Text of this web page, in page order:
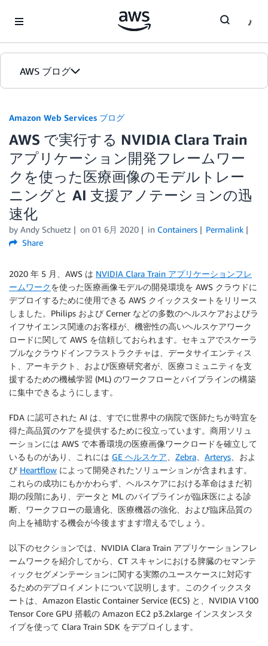
AWS ブログ
カテゴリ
エディション
Amazon Web Services ブログ
AWS で実行する NVIDIA Clara Train
アプリケーション開発フレームワー
クを使った医療画像のモデルトレー
ニングと AI 支援アノテーションの迅
速化
by Andy Schuetz on 01 6月 2020 in Containers
Permalink
Share
2020 年 5 月、AWS は NVIDIA Clara Train アプリケーションフレ
ームワークを使った医療画像モデルの開発環境を AWS クラウドに
デプロイするために使用できる AWS クイックスタートをリリース
しました。Philips および Cerner などの多数のヘルスケアおよびラ
イフサイエンス関連のお客様が、機密性の高いヘルスケアワーク
ロードに関して AWS を信頼しておられます。セキュアでスケーラ
ブルなクラウドインフラストラクチャは、データサイエンティス
ト、アーキテクト、および医療研究者が、医療コミュニティを支
援するための機械学習 (ML) のワークフローとパイプラインの構築
に集中できるようにします。
FDA に認可された AI は、すでに世界中の病院で医師たちが時宜を
得た高品質のケアを提供するために役立っています。商用ソリュ
ーションには AWS で本番環境の医療画像ワークロードを確立して
いるものがあり、これには GE ヘルスケア Zebra Arterys 、およ
び Heartflow によって開発されたソリューションが含まれます。
これらの成功にもかかわらず、ヘルスケアにおける革命はまだ初
期の段階にあり、データと ML のパイプラインが臨床医による診
断、ワークフローの最適化、医療機器の強化、および臨床品質の
向上を補助する機会が今後ますます増えるでしょう。
以下のセクションでは、NVIDIA Clara Train アプリケーションフレ
ームワークを紹介してから、CT スキャンにおける脾臓のセマンテ
ィックセグメンテーションに関する実際のユースケースに対応す
るためのデプロイメントについて説明します。このクイックスタ
ートは、Amazon Elastic Container Service (ECS) と、NVIDIA V100
Tensor Core GPU 搭載の Amazon EC2 p3.2xlarge インスタンスタ
イプを使って Clara Train SDK をデプロイします。